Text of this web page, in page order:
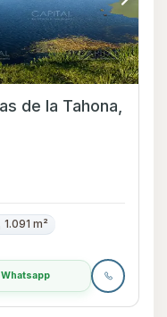
1.091 m²
Whatsapp